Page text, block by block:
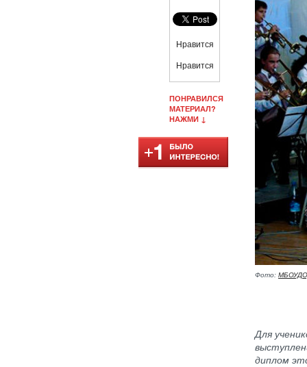
Нравится
Нравится
ПОНРАВИЛСЯ
МАТЕРИАЛ?
НАЖМИ ↓
Фото:
Для
диплом